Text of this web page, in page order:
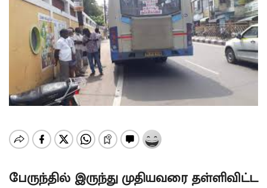
பேருந்தில் இருந்து முதியவரை தள்ளிவிட்ட